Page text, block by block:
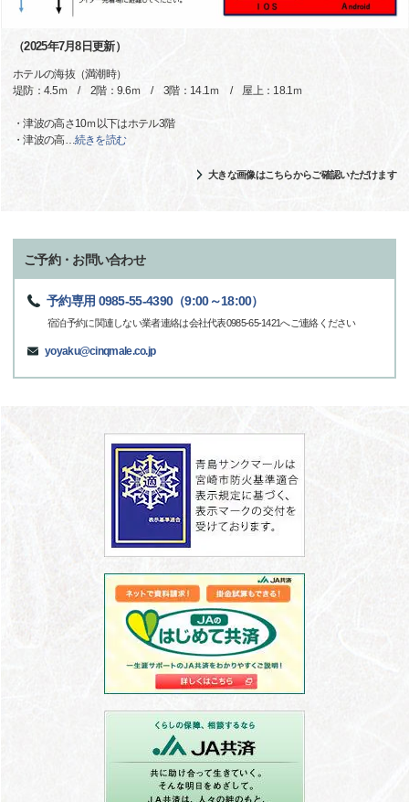
（2025年7月8日更新）
ホテルの海抜（満潮時）
堤防：4.5ｍ / 2階：9.6ｍ / 3階：14.1ｍ / 屋上：18.1ｍ
・津波の高さ10ｍ以下はホテル3階
・津波の高… 続きを読む
大きな画像はこちらからご確認いただけます
ご予約・お問い合わせ
予約専用 0985-55-4390（9:00～18:00）
宿泊予約に関連しない業者連絡は会社代表0985-65-1421へご連絡ください
yoyaku@cinqmale.co.jp